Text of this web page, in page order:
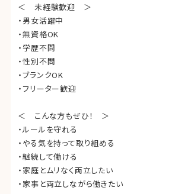
＜ 未経験歓迎 ＞
・男女活躍中
・無資格OK
・学歴不問
・性別不問
・ブランクOK
・フリーター歓迎
＜ こんな方もぜひ！ ＞
・ルールを守れる
・やる気を持って取り組める
・継続して働ける
・家庭とムリなく両立したい
・家事と両立しながら働きたい